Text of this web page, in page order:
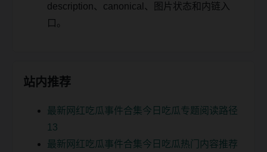
description、canonical、图片状态和内链入
口。
站内推荐
最新网红吃瓜事件合集今日吃瓜专题阅读路径
13
最新网红吃瓜事件合集今日吃瓜热门内容推荐